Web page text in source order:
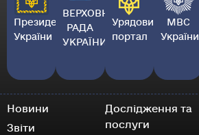
Президент
України
ВЕРХОВНА
РАДА
УКРАЇНИ
Урядовий
портал
МВС
України
Новини
Звіти
Дослідження та
послуги